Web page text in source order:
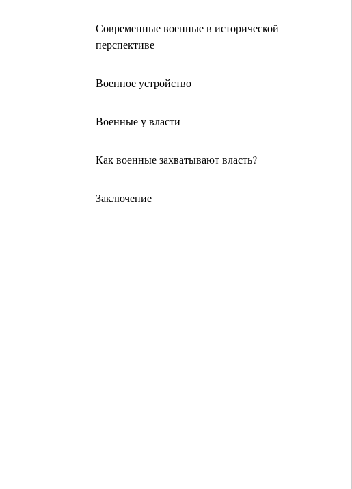
Современные военные в исторической
перспективе
Военное устройство
Военные у власти
Как военные захватывают власть?
Заключение